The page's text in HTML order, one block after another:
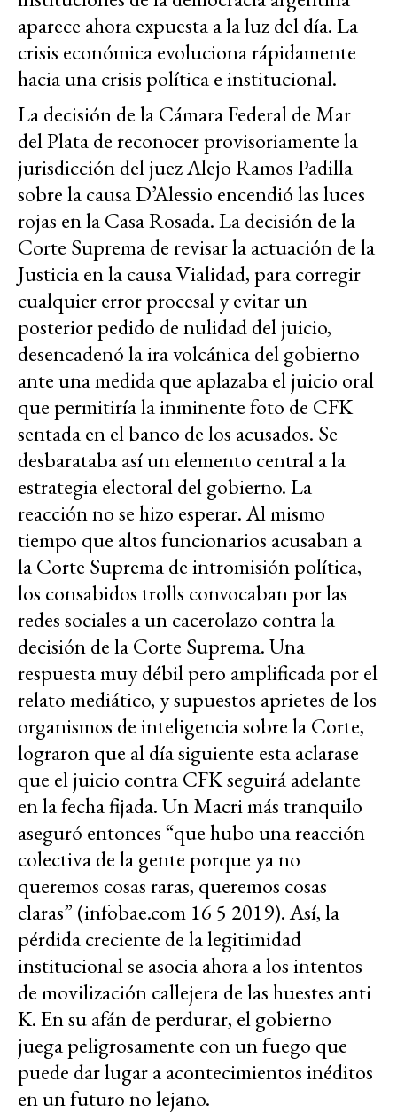
aparece ahora expuesta a la luz del día. La
crisis económica evoluciona rápidamente
hacia una crisis política e institucional.
La decisión de la Cámara Federal de Mar
del Plata de reconocer provisoriamente la
jurisdicción del juez Alejo Ramos Padilla
sobre la causa D’Alessio encendió las luces
rojas en la Casa Rosada. La decisión de la
Corte Suprema de revisar la actuación de la
Justicia en la causa Vialidad, para corregir
cualquier error procesal y evitar un
posterior pedido de nulidad del juicio,
desencadenó la ira volcánica del gobierno
ante una medida que aplazaba el juicio oral
que permitiría la inminente foto de CFK
sentada en el banco de los acusados. Se
desbarataba así un elemento central a la
estrategia electoral del gobierno. La
reacción no se hizo esperar. Al mismo
tiempo que altos funcionarios acusaban a
la Corte Suprema de intromisión política,
los consabidos trolls convocaban por las
redes sociales a un cacerolazo contra la
decisión de la Corte Suprema. Una
respuesta muy débil pero amplificada por el
relato mediático, y supuestos aprietes de los
organismos de inteligencia sobre la Corte,
lograron que al día siguiente esta aclarase
que el juicio contra CFK seguirá adelante
en la fecha fijada. Un Macri más tranquilo
aseguró entonces “que hubo una reacción
colectiva de la gente porque ya no
queremos cosas raras, queremos cosas
claras” (infobae.com 16 5 2019). Así, la
pérdida creciente de la legitimidad
institucional se asocia ahora a los intentos
de movilización callejera de las huestes anti
K. En su afán de perdurar, el gobierno
juega peligrosamente con un fuego que
puede dar lugar a acontecimientos inéditos
en un futuro no lejano.